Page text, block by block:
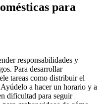
para
responsabilidades y
Para desarrollar
tareas como distribuir el
a hacer un horario y a
dificultad para seguir